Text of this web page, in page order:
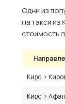
Одни из
на такси из
стоимость
Кирс ›
Кирс ›